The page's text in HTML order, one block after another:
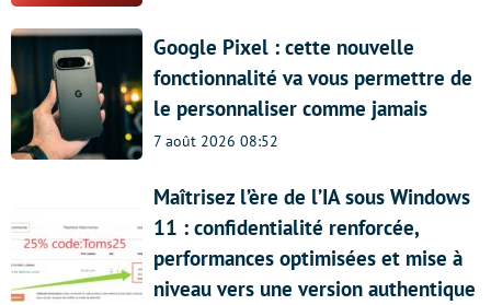
Google Pixel : cette nouvelle
fonctionnalité va vous permettre de
le personnaliser comme jamais
7 août 2026 08:52
Maîtrisez l’ère de l’IA sous Windows
11 : confidentialité renforcée,
performances optimisées et mise à
niveau vers une version authentique